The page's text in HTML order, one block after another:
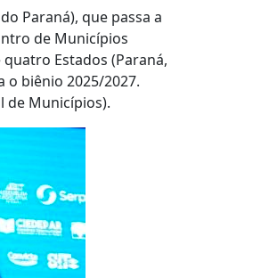
Paraná), que passa a
de Municípios
Estados (Paraná,
o biênio 2025/2027.
de Municípios).